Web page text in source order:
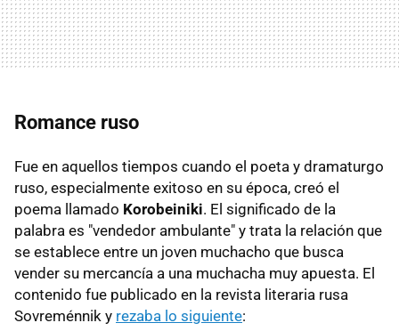
Romance ruso
Fue en aquellos tiempos cuando el poeta y dramaturgo
ruso, especialmente exitoso en su época, creó el
poema llamado Korobeiniki. El significado de la
palabra es "vendedor ambulante" y trata la relación que
se establece entre un joven muchacho que busca
vender su mercancía a una muchacha muy apuesta. El
contenido fue publicado en la revista literaria rusa
Sovreménnik y rezaba lo siguiente: